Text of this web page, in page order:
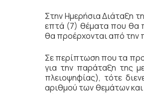
Στην Ημερήσια Διάταξη
επτά (7) θέματα που θα
θα προέρχονται από την
Σε περίπτωση που τα
για την παράταξη της
πλειοψηφίας), τότε
αριθμού των θεμάτων